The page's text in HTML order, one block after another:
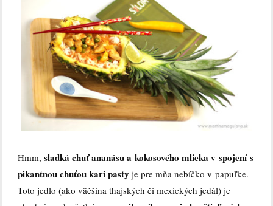
Hmm,sladká chuť ananásu a kokosového mlieka v spojení s
pikantnou chuťou kari pasty je pre mňa nebíčko v papuľke.
Toto jedlo (ako väčšina thajských či mexických jedál) je